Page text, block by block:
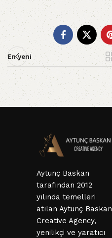
En yeni
Aytunç Baskan
tarafından 2012
yılında temelleri
atılan Aytunç Baskan
Creative Agency,
yenilikçi ve yaratıcı